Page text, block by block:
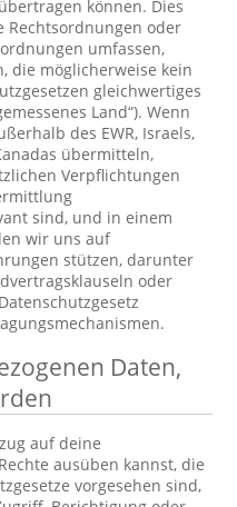
können. Dies
Rechtsordnungen oder
umfassen,
die möglicherweise kein
gleichwertiges
Land“). Wenn
des EWR, Israels,
übermitteln,
Verpflichtungen
sind, und in einem
wir uns auf
stützen, darunter
oder
Daten,
auf deine
ausüben kannst, die
vorgesehen sind,